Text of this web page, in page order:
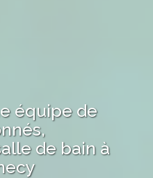
équipe de
de bain à